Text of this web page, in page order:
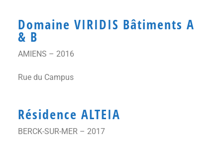
Domaine VIRIDIS Bâtiments A
& B
AMIENS – 2016
Rue du Campus
Résidence ALTEIA
BERCK-SUR-MER – 2017